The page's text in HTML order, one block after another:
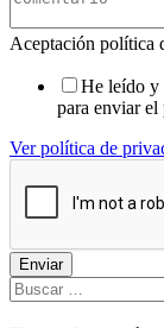
Aceptación política
He leído y
para enviar el
Ver política de
Enviar
Buscar: